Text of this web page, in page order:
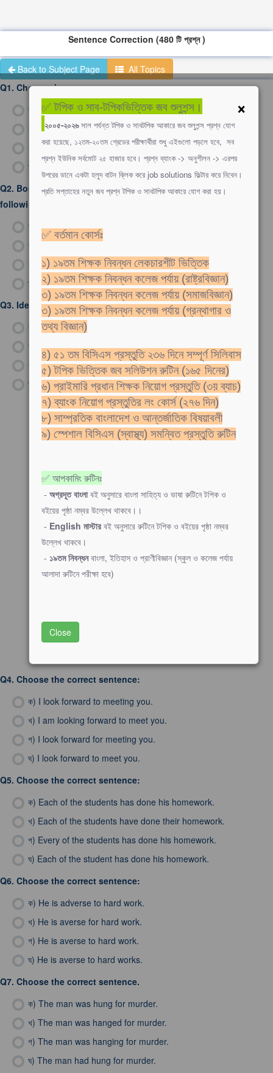
Sentence Correction (480 টি প্রশ্ন )
Back to Subject Page
All Topics
Q1. Choose the correct answer -
ক)
The rain prevented me to go.
খ)
I enjoy to play a game of football
গ)
He is a man who I know you can trust
ঘ)
You must practice speaking English
Q2. Books are more interesting than movies. Which one of the
following is the correct positive form of that sentence?
ক)
Movies are not as interesting as books.
খ)
Books are not more interesting than movies.
গ)
Movies are not more as interesting as books.
ঘ)
Books are as interesting as movies.
Q3. Identify the correct sentence:
ক)
I dance the way you make me to dance.
খ)
I dance the way you made me dance.
গ)
I dance the way you make me dancing.
ঘ)
I dance the way you making me to dance.
Q4. Choose the correct sentence:
ক) I look forward to meeting you.
খ) I am looking forward to meet you.
গ) I look forward for meeting you.
ঘ) I look forward to meet you.
Q5. Choose the correct sentence:
ক) Each of the students has done his homework.
খ) Each of the students have done their homework.
গ) Every of the students has done his homework.
ঘ) Each of the student has done his homework.
Q6. Choose the correct sentence:
ক) He is adverse to hard work.
খ) He is averse for hard work.
গ) He is averse to hard work.
ঘ) He is averse to hard works.
Q7. Choose the correct sentence.
ক) The man was hung for murder.
খ) The man was hanged for murder.
গ) The man was hanging for murder.
ঘ) The man had hung for murder.
×
✅ টপিক ও সাব-টপিকভিত্তিক জব শুলুশন্স।
২০০৫-২০২৬সাল পর্যন্ত টপিক ও সাবটপিক আকারে জব শুলুশন্স প্রশ্ন যোগ
করা হয়েছে, ১২তম-২০তম গ্রেডের পরীক্ষার্থীরা শুধু এইগুলো পড়লে হবে, সব
প্রশ্ন ইউনিক সর্বমোট ২৫ হাজার হবে। প্রশ্ন ব্যাংক -> অনুশীলন -> এরপর
উপরের ডানে একটা হলুদ বাটন ক্লিক করে job solutions ফিল্টার করে নিবেন।
প্রতি সপ্তাহের নতুন জব প্রশ্ন টপিক ও সাবটপিক আকারে যোগ করা হয়।
✅ বর্তমান কোর্সঃ
১) ১৯তম শিক্ষক নিবন্ধন লেকচারশীট ভিত্তিক
২) ১৯তম শিক্ষক নিবন্ধন কলেজ পর্যায় (রাষ্ট্রবিজ্ঞান)
৩) ১৯তম শিক্ষক নিবন্ধন কলেজ পর্যায় (সমাজবিজ্ঞান)
৩) ১৯তম শিক্ষক নিবন্ধন কলেজ পর্যায় (গ্রন্থাগার ও
তথ্য বিজ্ঞান)
৪) ৫১ তম বিসিএস প্রস্তুতি ২৩৬ দিনে সম্পূর্ণ সিলিবাস
৫) টপিক ভিত্তিক জব সলিউশন রুটিন (১৬৫ দিনের)
৬) প্রাইমারি প্রধান শিক্ষক নিয়োগ প্রস্তুতি (৩য় ব্যাচ)
৭) ব্যাংক নিয়োগ প্রস্তুতির লং কোর্স (২৭৬ দিন)
৮) সাম্প্রতিক বাংলাদেশ ও আন্তর্জাতিক বিষয়াবলী
৯) স্পেশাল বিসিএস (স্বাস্থ্য) সমন্বিত প্রস্তুতি রুটিন
✅ আপকামিং রুটিনঃ
-অগ্রদূত বাংলাবই অনুসারে বাংলা সাহিত্য ও ভাষা রুটিনে টপিক ও
বইয়ের পৃষ্ঠা নম্বর উল্লেখ থাকবে।।
- English মাস্টার বই অনুসারে রুটিনে টপিক ও বইয়ের পৃষ্ঠা নম্বর
উল্লেখ থাকবে।
- ১৯তম নিবন্ধনবাংলা, ইতিহাস ও প্রাণীবিজ্ঞান (স্কুল ও কলেজ পর্যায়
আলাদা রুটিনে পরীক্ষা হবে)
Close